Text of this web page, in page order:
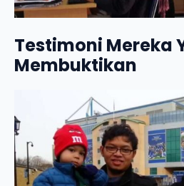
Testimoni Mereka
Membuktikan